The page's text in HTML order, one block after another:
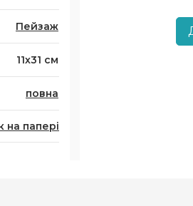
Пейзаж
11х31 см
повна
папері